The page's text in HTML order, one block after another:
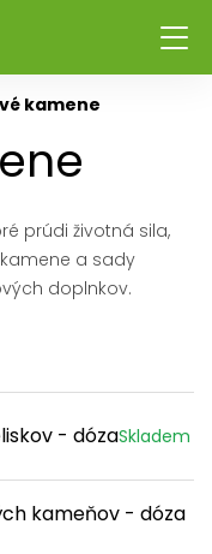
kamene
prúdi životná sila,
a sady
doplnkov.
- dózaSkladem
kameňov - dóza